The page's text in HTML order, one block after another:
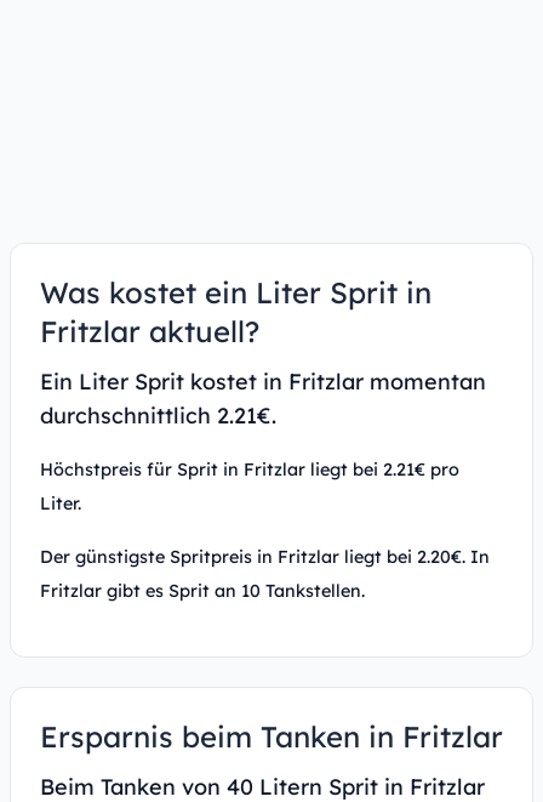
Was kostet ein Liter Sprit in
Fritzlar aktuell?
Ein Liter Sprit kostet in Fritzlar momentan
durchschnittlich 2.21€.
Höchstpreis für Sprit in Fritzlar liegt bei 2.21€ pro
Liter.
Der günstigste Spritpreis in Fritzlar liegt bei 2.20€. In
Fritzlar gibt es Sprit an 10 Tankstellen.
Ersparnis beim Tanken in Fritzlar
Beim Tanken von 40 Litern Sprit in Fritzlar